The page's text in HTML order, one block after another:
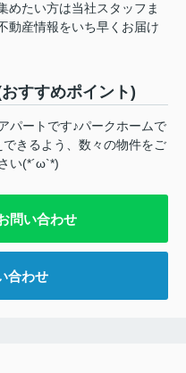
めたい方は当社スタッフま
動産情報をいち早くお届け
すすめポイント)
パートです♪パークホームで
きるよう、数々の物件をご
い(*´ω`*)
問い合わせ
合わせ